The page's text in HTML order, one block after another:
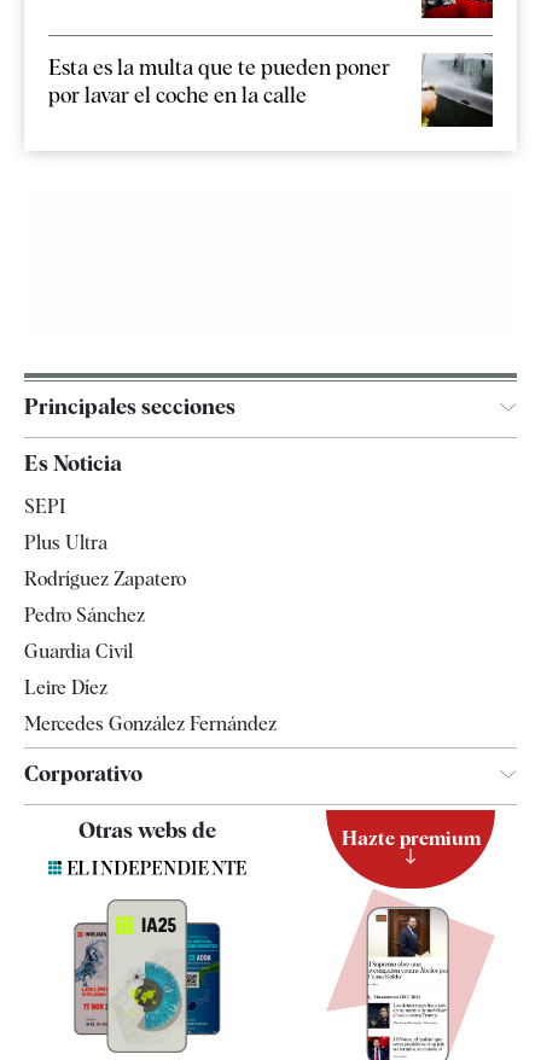
Esta es la multa que te pueden poner
por lavar el coche en la calle
Principales secciones
España
Televisión
Es Noticia
SEPI
Plus Ultra
Rodríguez Zapatero
Pedro Sánchez
Guardia Civil
Leire Díez
Mercedes González Fernández
Corporativo
Contacto
Quiénes somos
Especificaciones
Otras webs de Hazte premium